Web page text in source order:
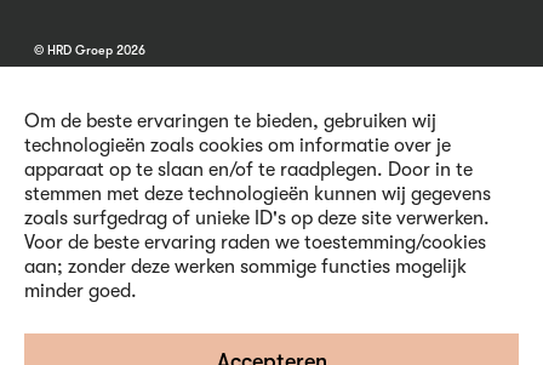
Om de beste ervaringen te bieden, gebruiken wij
technologieën zoals cookies om informatie over je
apparaat op te slaan en/of te raadplegen. Door in te
stemmen met deze technologieën kunnen wij gegevens
zoals surfgedrag of unieke ID's op deze site verwerken.
Voor de beste ervaring raden we toestemming/cookies
aan; zonder deze werken sommige functies mogelijk
minder goed.
© HRD Groep 2026
Algemene informatie
Contact
Voorwaarden
Privacy en Cookies
Volg ons